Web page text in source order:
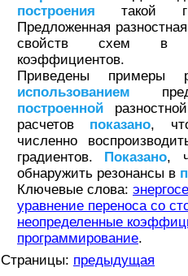
построения такой
Предложенная
свойств схем в
коэффициентов.
Приведены примеры
использованием
построенной
расчетов показано,
численно
градиентов. Показано,
обнаружить резонансы в
Ключевые слова:
уравнение переноса со
неопределенные
программирование.
Страницы: предыдущая